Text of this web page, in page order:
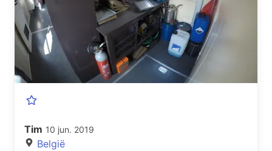
Tim 10 jun. 2019
België